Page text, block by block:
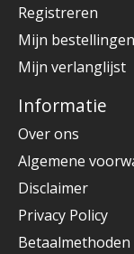
Registreren
Mijn bestellingen
Mijn verlanglijst
Informatie
Over ons
Algemene
Disclaimer
Privacy Policy
Betaalmethoden